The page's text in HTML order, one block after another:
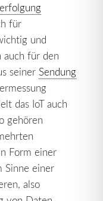
für
und
auch für den
seiner Sendung
das IoT auch
gehören
Form einer
Sinne einer
also